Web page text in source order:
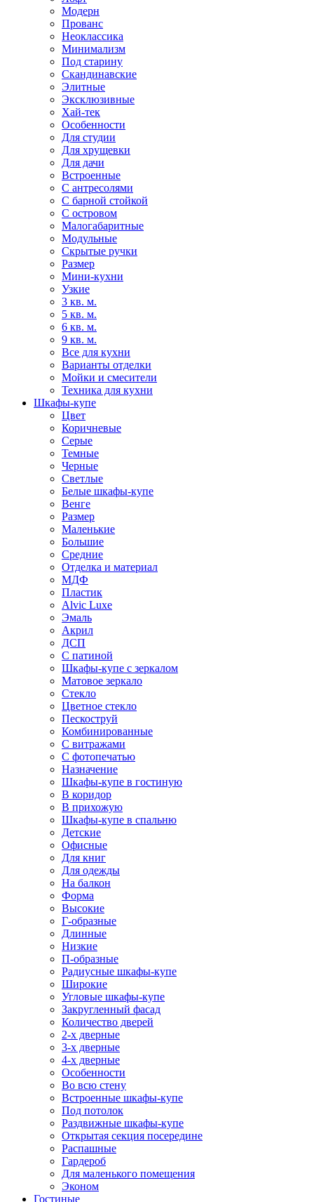
Модерн
Прованс
Неоклассика
Минимализм
Под старину
Скандинавские
Элитные
Эксклюзивные
Хай-тек
Особенности
Для студии
Для хрущевки
Для дачи
Встроенные
С антресолями
С барной стойкой
С островом
Малогабаритные
Модульные
Скрытые ручки
Размер
Мини-кухни
Узкие
3 кв. м.
5 кв. м.
6 кв. м.
9 кв. м.
Все для кухни
Варианты отделки
Мойки и смесители
Техника для кухни
Шкафы-купе
Цвет
Коричневые
Серые
Темные
Черные
Светлые
Белые шкафы-купе
Венге
Размер
Маленькие
Большие
Средние
Отделка и материал
МДФ
Пластик
Alvic Luxe
Эмаль
Акрил
ДСП
С патиной
Шкафы-купе с зеркалом
Матовое зеркало
Стекло
Цветное стекло
Пескоструй
Комбинированные
С витражами
С фотопечатью
Назначение
Шкафы-купе в гостиную
В коридор
В прихожую
Шкафы-купе в спальню
Детские
Офисные
Для книг
Для одежды
На балкон
Форма
Высокие
Г-образные
Длинные
Низкие
П-образные
Радиусные шкафы-купе
Широкие
Угловые шкафы-купе
Закругленный фасад
Количество дверей
2-х дверные
3-х дверные
4-х дверные
Особенности
Во всю стену
Встроенные шкафы-купе
Под потолок
Раздвижные шкафы-купе
Открытая секция посередине
Распашные
Гардероб
Для маленького помещения
Эконом
Гостиные